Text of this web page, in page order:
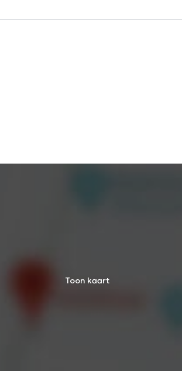
Toon kaart